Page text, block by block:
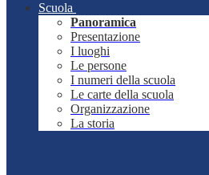
Scuola
Panoramica
Presentazione
I luoghi
Le persone
I numeri della scuola
Le carte della scuola
Organizzazione
La storia